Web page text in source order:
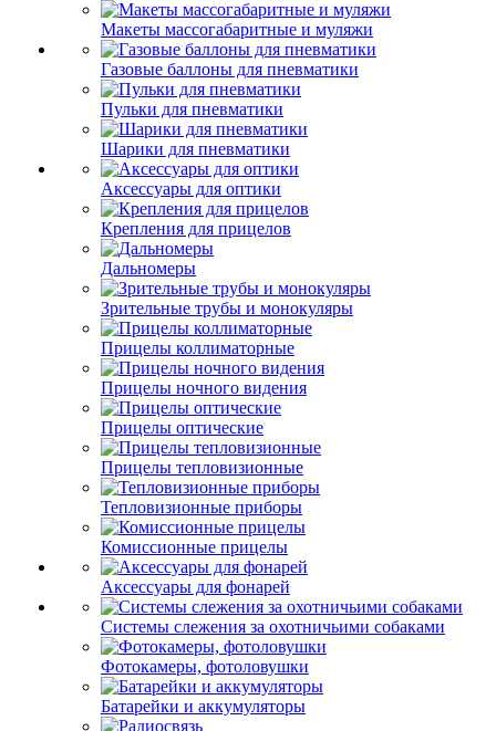
Макеты массогабаритные и муляжи
Газовые баллоны для пневматики
Пульки для пневматики
Шарики для пневматики
Аксессуары для оптики
Крепления для прицелов
Дальномеры
Зрительные трубы и монокуляры
Прицелы коллиматорные
Прицелы ночного видения
Прицелы оптические
Прицелы тепловизионные
Тепловизионные приборы
Комиссионные прицелы
Аксессуары для фонарей
Системы слежения за охотничьими собаками
Фотокамеры, фотоловушки
Батарейки и аккумуляторы